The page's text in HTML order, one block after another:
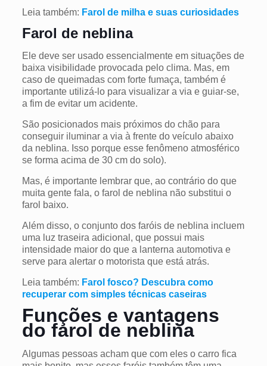
Leia também: Farol de milha e suas curiosidades
Farol de neblina
Ele deve ser usado essencialmente em situações de
baixa visibilidade provocada pelo clima. Mas, em
caso de queimadas com forte fumaça, também é
importante utilizá-lo para visualizar a via e guiar-se,
a fim de evitar um acidente.
São posicionados mais próximos do chão para
conseguir iluminar a via à frente do veículo abaixo
da neblina. Isso porque esse fenômeno atmosférico
se forma acima de 30 cm do solo).
Mas, é importante lembrar que, ao contrário do que
muita gente fala, o farol de neblina não substitui o
farol baixo.
Além disso, o conjunto dos faróis de neblina incluem
uma luz traseira adicional, que possui mais
intensidade maior do que a lanterna automotiva e
serve para alertar o motorista que está atrás.
Leia também: Farol fosco? Descubra como
recuperar com simples técnicas caseiras
Funções e vantagens
do farol de neblina
Algumas pessoas acham que com eles o carro fica